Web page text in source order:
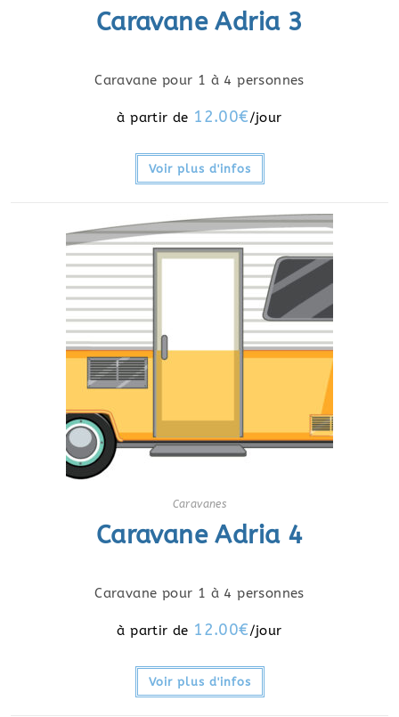
Caravane Adria 3
Caravane pour 1 à 4 personnes
12.00€
Voir plus d'infos
Caravanes
Caravane Adria 4
Caravane pour 1 à 4 personnes
12.00€
Voir plus d'infos